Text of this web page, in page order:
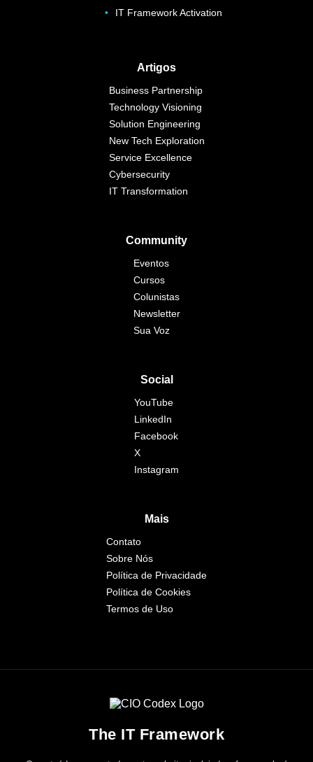
IT Framework Activation
Artigos
Business Partnership
Technology Visioning
Solution Engineering
New Tech Exploration
Service Excellence
Cybersecurity
IT Transformation
Community
Eventos
Cursos
Colunistas
Newsletter
Sua Voz
Social
YouTube
LinkedIn
Facebook
X
Instagram
Mais
Contato
Sobre Nós
Política de Privacidade
Política de Cookies
Termos de Uso
The IT Framework